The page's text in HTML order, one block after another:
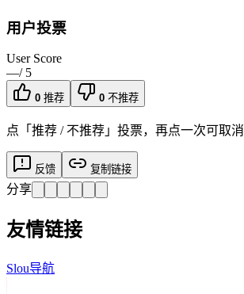
用户投票
User Score
—/ 5
0 推荐 0 不推荐
点「推荐 / 不推荐」投票，再点一次可取消
反馈 复制链接
分享
友情链接
Slou导航